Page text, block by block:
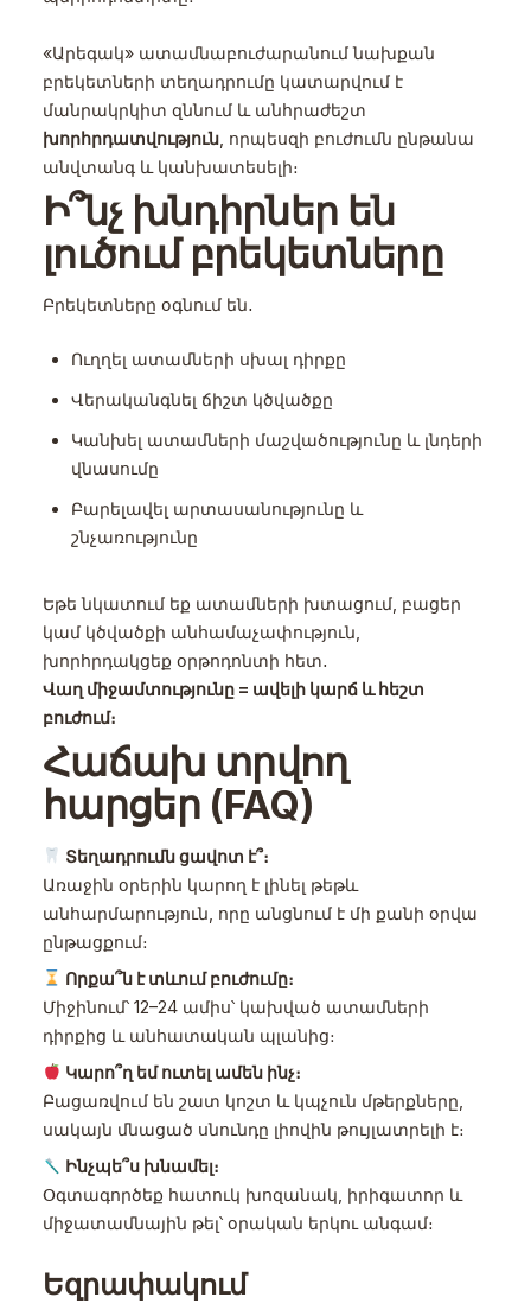
«Արեգակ» ատամնաբուժարանում նախքան
բրեկետների տեղադրումը կատարվում է
մանրակրկիտ զննում և անհրաժեշտ
խորհրդատվություն, որպեսզի բուժումն ընթանա
անվտանգ և կանխատեսելի։
Ի՞նչ խնդիրներ են
լուծում բրեկետները
Բրեկետները օգնում են․
Ուղղել ատամների սխալ դիրքը
Վերականգնել ճիշտ կծվածքը
Կանխել ատամների մաշվածությունը և լնդերի
վնասումը
Բարելավել արտասանությունը և
շնչառությունը
Եթե նկատում եք ատամների խտացում, բացեր
կամ կծվածքի անհամաչափություն,
խորհրդակցեք օրթոդոնտի հետ․
Վաղ միջամտությունը = ավելի կարճ և հեշտ
բուժում։
Հաճախ տրվող
հարցեր (FAQ)
Տեղադրումն ցավոտ է՞։
Առաջին օրերին կարող է լինել թեթև
անհարմարություն, որը անցնում է մի քանի օրվա
ընթացքում։
Որքա՞ն է տևում բուժումը։
Միջինում՝ 12–24 ամիս՝ կախված ատամների
դիրքից և անհատական պլանից։
Կարո՞ղ եմ ուտել ամեն ինչ։
Բացառվում են շատ կոշտ և կպչուն մթերքները,
սակայն մնացած սնունդը լիովին թույլատրելի է։
Ինչպե՞ս խնամել։
Օգտագործեք հատուկ խոզանակ, իրիգատոր և
միջատամնային թել՝ օրական երկու անգամ։
Եզրափակում